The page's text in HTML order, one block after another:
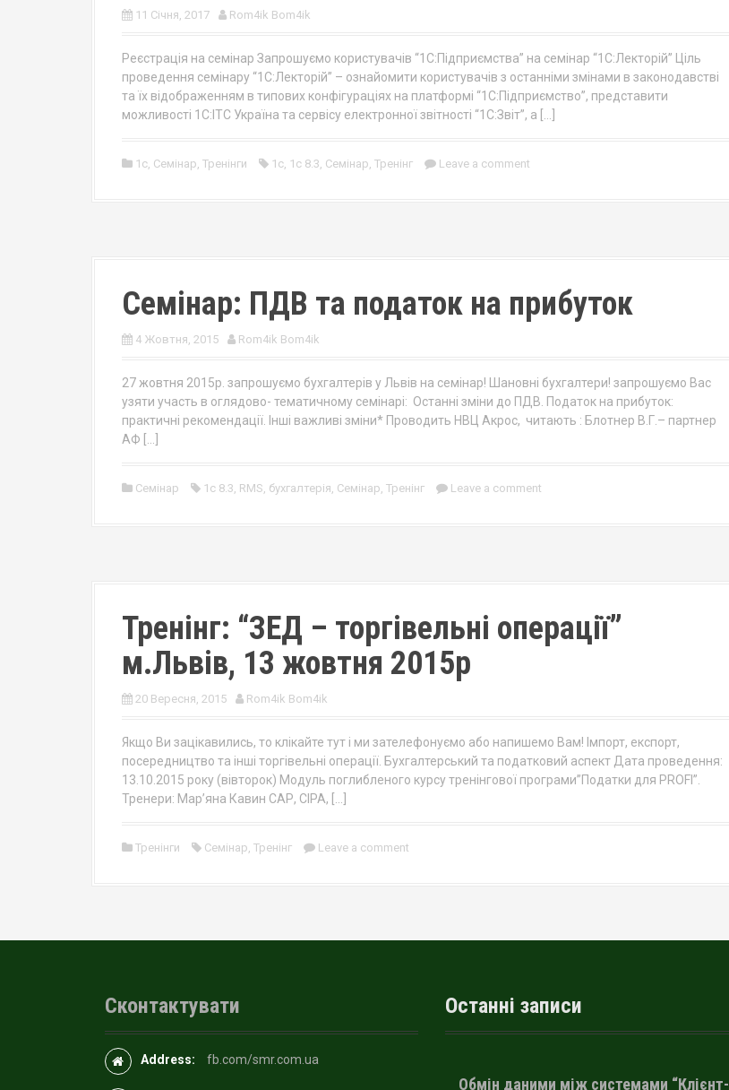
11 Січня, 2017 Rom4ik Bom4ik
Реєстрація на семінар Запрошуємо користувачів “1С:Підприємcтва” на семінар “1С:Лекторій” Ціль
проведення семінару “1С:Лекторій” – ознайомити користувачів з останніми змінами в законодавстві
та їх відображенням в типових конфігураціях на платформі “1С:Підприємство”, представити
можливості 1С:ІТС Україна та сервісу електронної звітності “1С:Звіт”, а […]
1c, Семінар, Тренінги 1с, 1с 8.3, Семінар, Тренінг Leave a comment
Семінар: ПДВ та податок на прибуток
4 Жовтня, 2015 Rom4ik Bom4ik
27 жовтня 2015р. запрошуємо бухгалтерів у Львів на семінар! Шановні бухгалтери! запрошуємо Вас
узяти участь в оглядово- тематичному семінарі: Останні зміни до ПДВ. Податок на прибуток:
практичні рекомендації. Інші важливі зміни* Проводить НВЦ Акрос, читають : Блотнер В.Г.– партнер
АФ […]
Семінар 1с 8.3, RMS, бухгалтерія, Семінар, Тренінг Leave a comment
Тренінг: “ЗЕД – торгівельні операції”
м.Львів, 13 жовтня 2015р
20 Вересня, 2015 Rom4ik Bom4ik
Якщо Ви зацікавились, то клікайте тут і ми зателефонуємо або напишемо Вам! Імпорт, експорт,
посередництво та інші торгівельні операції. Бухгалтерський та податковий аспект Дата проведення:
13.10.2015 року (вівторок) Модуль поглибленого курсу тренінгової програми”Податки для PROFI”.
Тренери: Мар’яна Кавин САР, СІРА, […]
Тренінги Семінар, Тренінг Leave a comment
Сконтактувати
Address: fb.com/smr.com.ua
Останні записи
Обмін даними між системами “Клієнт-